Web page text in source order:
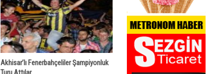
Akhisar’lı Fenerbahçeliler Şampiyonluk